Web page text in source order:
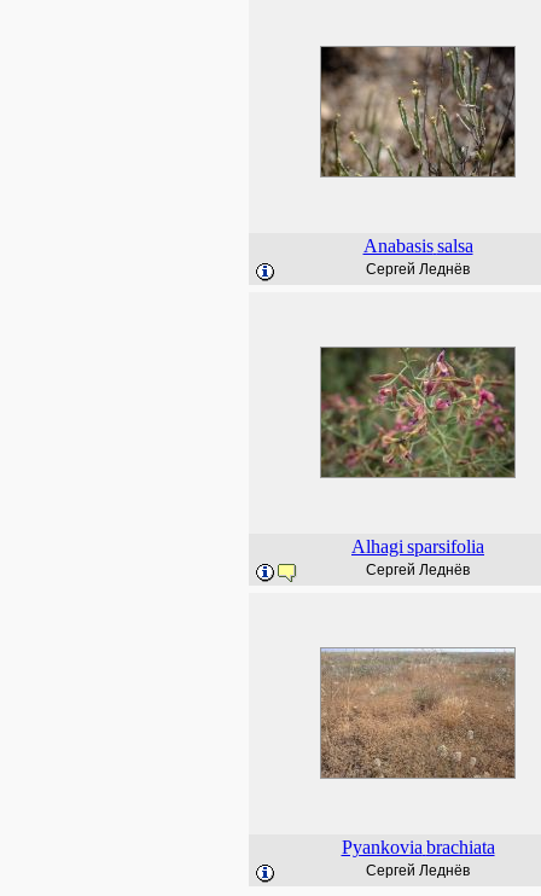
Anabasis salsa
Сергей Леднёв
Alhagi sparsifolia
Сергей Леднёв
Pyankovia brachiata
Сергей Леднёв